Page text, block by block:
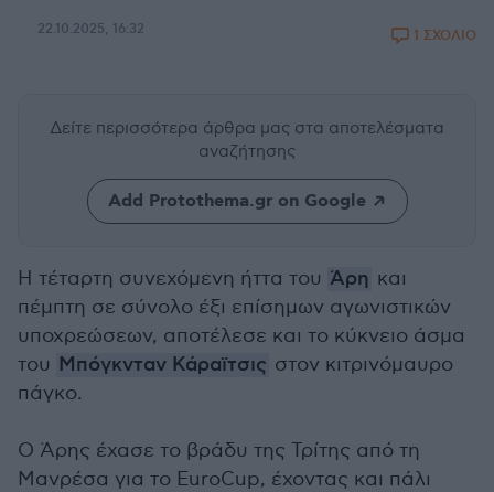
22.10.2025, 16:32 1 ΣΧΟΛΙΟ
Δείτε περισσότερα άρθρα μας στα αποτελέσματα
αναζήτησης
Add Protothema.gr on Google
Η τέταρτη συνεχόμενη ήττα του Άρη και
πέμπτη σε σύνολο έξι επίσημων αγωνιστικών
υποχρεώσεων, αποτέλεσε και το κύκνειο άσμα
του Μπόγκνταν Κάραϊτσις στον κιτρινόμαυρο
πάγκο.
Ο Άρης έχασε το βράδυ της Τρίτης από τη
Μανρέσα για το EuroCup, έχοντας και πάλι